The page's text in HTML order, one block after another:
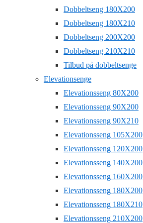
Dobbeltseng 180X200
Dobbeltseng 180X210
Dobbeltseng 200X200
Dobbeltseng 210X210
Tilbud på dobbeltsenge
Elevationsenge
Elevationsseng 80X200
Elevationsseng 90X200
Elevationsseng 90X210
Elevationsseng 105X200
Elevationsseng 120X200
Elevationsseng 140X200
Elevationsseng 160X200
Elevationsseng 180X200
Elevationsseng 180X210
Elevationsseng 210X200